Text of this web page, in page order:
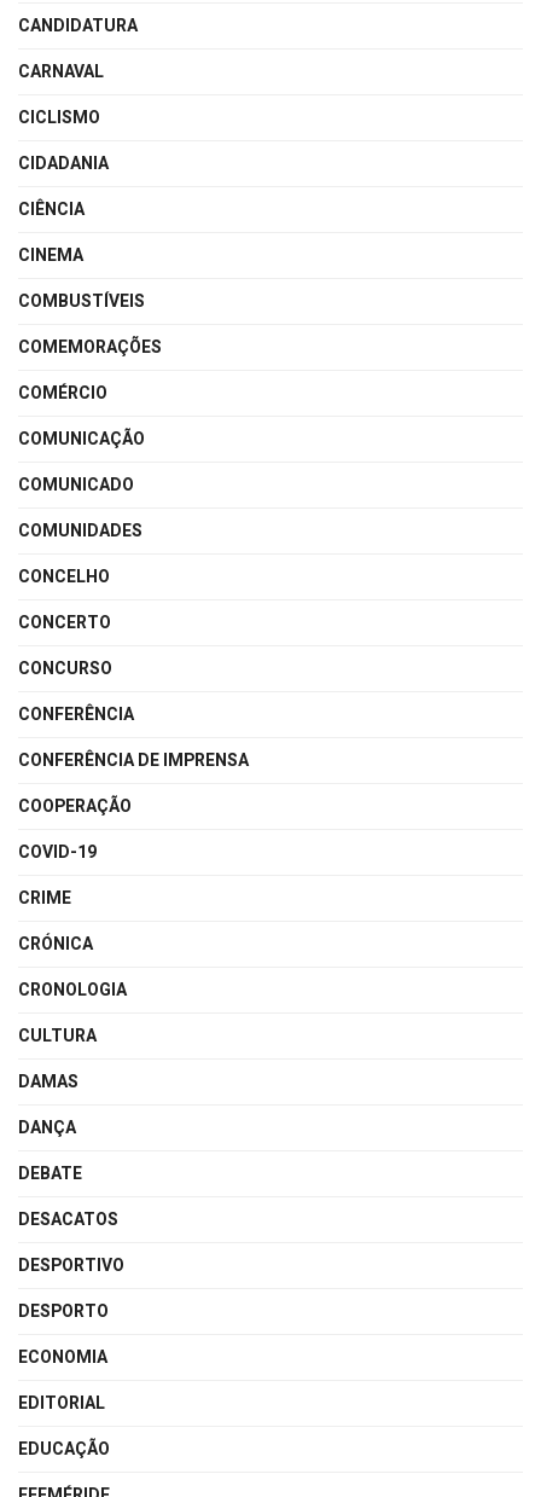
CANDIDATURA
CARNAVAL
CICLISMO
CIDADANIA
CIÊNCIA
CINEMA
COMBUSTÍVEIS
COMEMORAÇÕES
COMÉRCIO
COMUNICAÇÃO
COMUNICADO
COMUNIDADES
CONCELHO
CONCERTO
CONCURSO
CONFERÊNCIA
CONFERÊNCIA DE IMPRENSA
COOPERAÇÃO
COVID-19
CRIME
CRÓNICA
CRONOLOGIA
CULTURA
DAMAS
DANÇA
DEBATE
DESACATOS
DESPORTIVO
DESPORTO
ECONOMIA
EDITORIAL
EDUCAÇÃO